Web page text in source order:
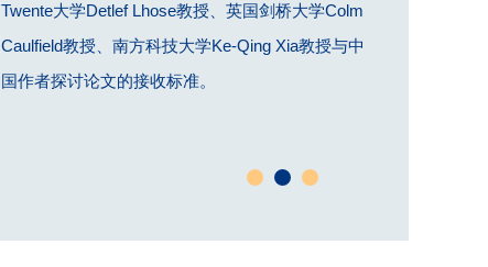
Twente大学Detlef Lhose教授、英国剑桥大学Colm
Caulfield教授、南方科技大学Ke-Qing Xia教授与中
国作者探讨论文的接收标准。